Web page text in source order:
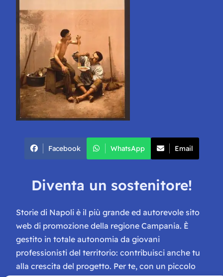
Facebook WhatsApp Email
Diventa un sostenitore!
Storie di Napoli è il più grande ed autorevole sito
web di promozione della regione Campania. È
gestito in totale autonomia da giovani
professionisti del territorio: contribuisci anche tu
alla crescita del progetto. Per te, con un piccolo